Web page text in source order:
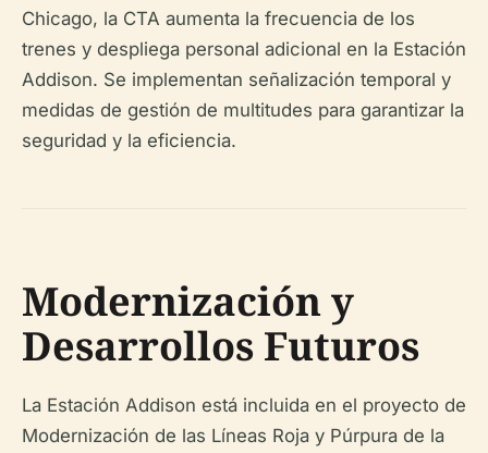
Chicago, la CTA aumenta la frecuencia de los
trenes y despliega personal adicional en la Estación
Addison. Se implementan señalización temporal y
medidas de gestión de multitudes para garantizar la
seguridad y la eficiencia.
Modernización y
Desarrollos Futuros
La Estación Addison está incluida en el proyecto de
Modernización de las Líneas Roja y Púrpura de la